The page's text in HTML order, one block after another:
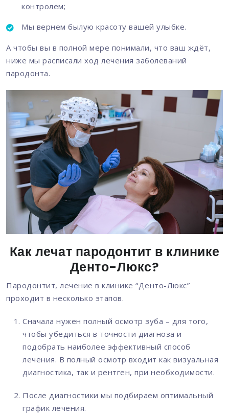
контролем;
Мы вернем былую красоту вашей улыбке.
А чтобы вы в полной мере понимали, что ваш ждёт,
ниже мы расписали ход лечения заболеваний
пародонта.
Как лечат пародонтит в клинике
Денто-Люкс?
Пародонтит, лечение в клинике “Денто-Люкс”
проходит в несколько этапов.
Сначала нужен полный осмотр зуба – для того,
чтобы убедиться в точности диагноза и
подобрать наиболее эффективный способ
лечения. В полный осмотр входит как визуальная
диагностика, так и рентген, при необходимости.
После диагностики мы подбираем оптимальный
график лечения.